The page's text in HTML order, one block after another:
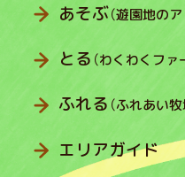
あそぶ（遊園地の
とる （わくわくファ
ふれる （ふれあい
エリアガイド